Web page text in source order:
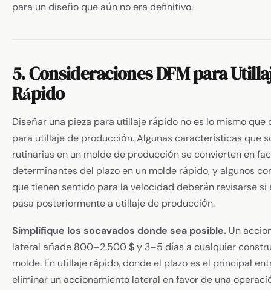
para un diseño que aún no era definitivo.
5. Consideraciones DFM para
Rápido
Diseñar una pieza para utillaje rápido no es lo mismo que
para utillaje de producción. Algunas características que
rutinarias en un molde de producción se convierten en
determinantes del plazo en un molde rápido, y algunos
que tienen sentido para la velocidad deberán revisarse si
pasa posteriormente a utillaje de producción.
Simplifique los socavados donde sea posible. Un
lateral añade 800–2.500 $ y 3–5 días a cualquier
molde. En utillaje rápido, donde el plazo es el principal
eliminar un accionamiento lateral en favor de una